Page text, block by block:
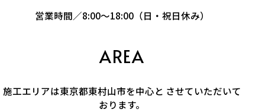
営業時間／8:00～18:00（日・祝日休み）
AREA
施工エリアは東京都東村山市を中心と させていただいて
おります。